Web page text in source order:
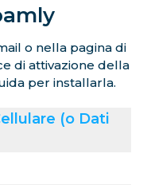
o nella pagina di
di attivazione della
per installarla.
(o Dati